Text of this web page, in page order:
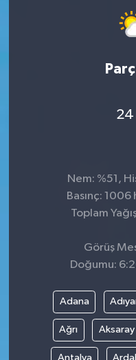
24
Nem: %51,
Basınç:
Toplam
Görüş
Doğumu:
Adana
Ağrı Aksaray
Antalya